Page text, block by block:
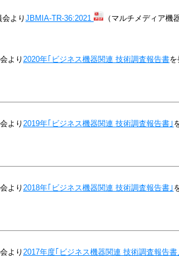
より JBMIA-TR-36:2021
（マルチメディア機
より 2020年｢ビジネス機器関連 技術調査報告書を
より 2019年｢ビジネス機器関連 技術調査報告書｣
より 2018年｢ビジネス機器関連 技術調査報告書｣
より 2017年度｢ビジネス機器関連 技術調査報告書